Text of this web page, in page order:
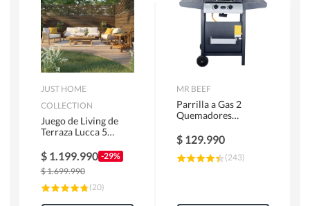
JUST HOME
COLLECTION
Juego de Living de
Terraza Lucca 5
$ 1.199.990 -29%
$1.699.990
(20)
MR BEEF
Parrilla a Gas 2
Quemadores
$ 129.990
(243)